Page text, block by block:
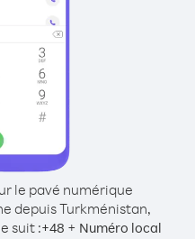
le pavé numérique
depuis Turkménistan,
suit :+48 + Numéro local